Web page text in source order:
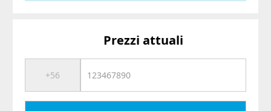
Prezzi attuali